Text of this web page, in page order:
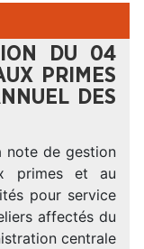
DU 04
PRIMES
DES
note de gestion
primes et au
pour service
affectés du
centrale